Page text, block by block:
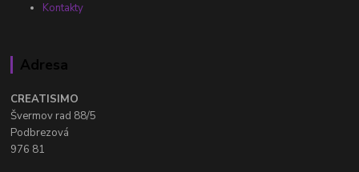
Kontakty
Adresa
CREATISIMO
Švermov rad 88/5
Podbrezová
976 81